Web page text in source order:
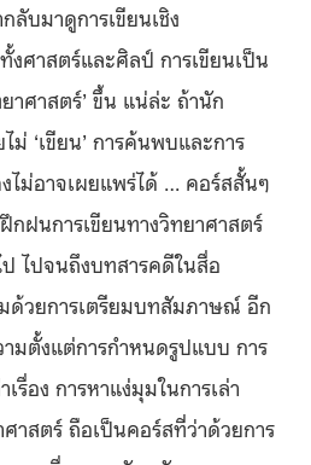
กลับมาดูการเขียนเชิง
ศาสตร์และศิลป์ การเขียนเป็น
าศาสตร์’ ขึ้น แน่ล่ะ ถ้านัก
‘เขียน’ การค้นพบและการ
ไม่อาจเผยแพร่ได้ … คอร์สสั้นๆ
กฝนการเขียนทางวิทยาศาสตร์
ไปจนถึงบทสารคดีในสื่อ
ด้วยการเตรียมบทสัมภาษณ์ อีก
มตั้งแต่การกำหนดรูปแบบ การ
รื่อง การหาแง่มุมในการเล่า
ศาสตร์ ถือเป็นคอร์สที่ว่าด้วยการ